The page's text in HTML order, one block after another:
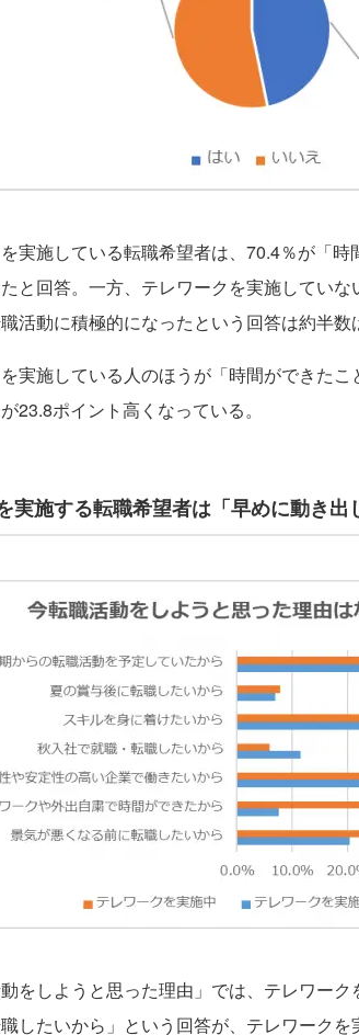
実施している転職希望者は、70.4％が「時
と回答。一方、テレワークを実施してい
活動に積極的になったという回答は約半数
実施している人のほうが「時間ができたこ
23.8ポイント高くなっている。
実施する転職希望者は「早めに動き出
をしようと思った理由」では、テレワーク
したいから」という回答が、テレワーク